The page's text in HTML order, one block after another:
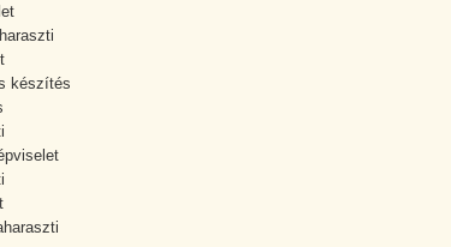
készítés